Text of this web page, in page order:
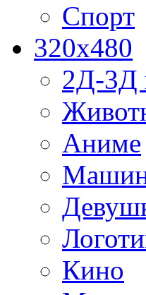
Спорт
320x480
2Д-3Д
Аниме
Кино